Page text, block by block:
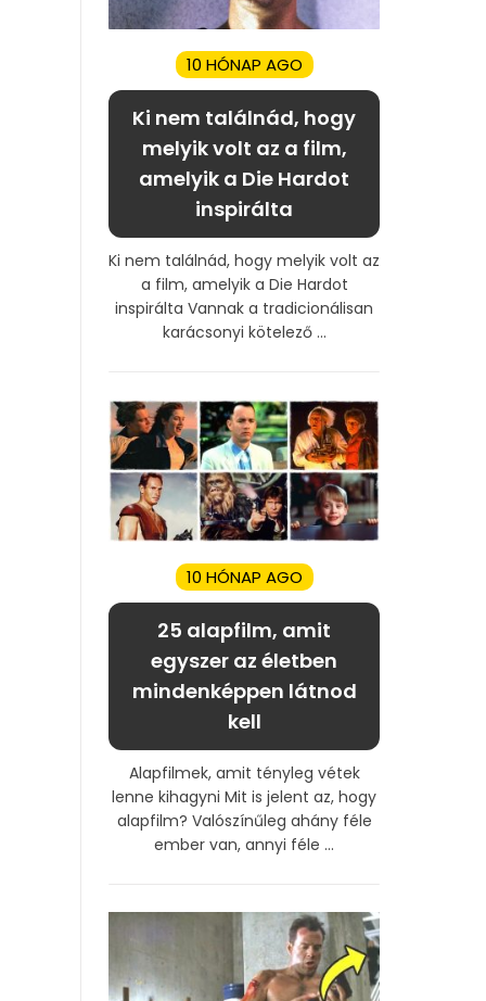
10 HÓNAP AGO
Ki nem találnád, hogy
melyik volt az a film,
amelyik a Die Hardot
inspirálta
Ki nem találnád, hogy melyik volt az
a film, amelyik a Die Hardot
inspirálta Vannak a tradicionálisan
karácsonyi kötelező ...
10 HÓNAP AGO
25 alapfilm, amit
egyszer az életben
mindenképpen látnod
kell
Alapfilmek, amit tényleg vétek
lenne kihagyni Mit is jelent az, hogy
alapfilm? Valószínűleg ahány féle
ember van, annyi féle ...